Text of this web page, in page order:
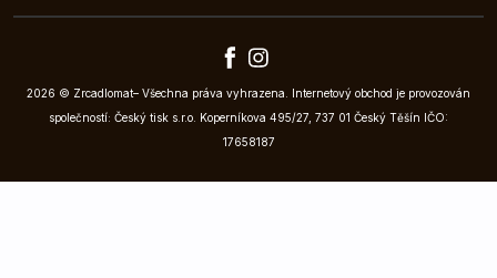
2026 © Zrcadlomat– Všechna práva vyhrazena. Internetový obchod je provozován
společností: Český tisk s.r.o. Koperníkova 495/27, 737 01 Český Těšín IČO:
17658187